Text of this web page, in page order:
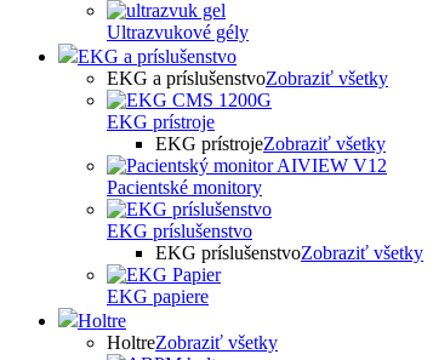
Ultrazvukové gély
EKG a príslušenstvo
EKG a príslušenstvoZobraziť všetky
EKG prístroje
EKG prístrojeZobraziť všetky
Pacientské monitory
EKG príslušenstvo
EKG príslušenstvoZobraziť všetky
EKG papiere
Holtre
HoltreZobraziť všetky